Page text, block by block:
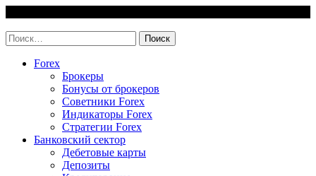
content
Найти:
Forex
Брокеры
Бонусы от брокеров
Советники Forex
Индикаторы Forex
Стратегии Forex
Банковский сектор
Дебетовые карты
Депозиты